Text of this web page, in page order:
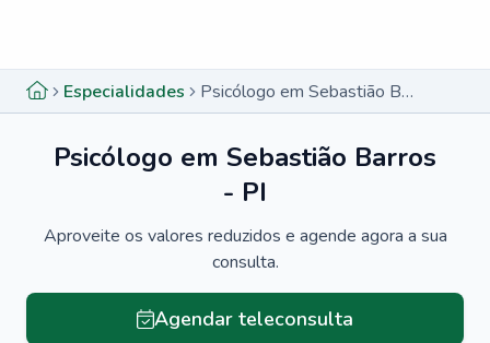
Especialidades Psicólogo em Sebastião Barros - PI
Psicólogo em Sebastião Barros
- PI
Aproveite os valores reduzidos e agende agora a sua
consulta.
Agendar teleconsulta